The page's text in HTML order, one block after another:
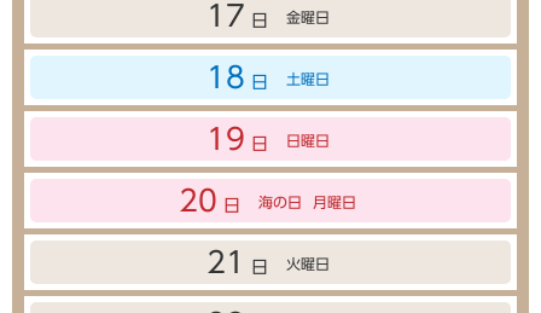
17 日 金曜日
18 日 土曜日
19 日 日曜日
20 日 海の日 月曜日
21 日 火曜日